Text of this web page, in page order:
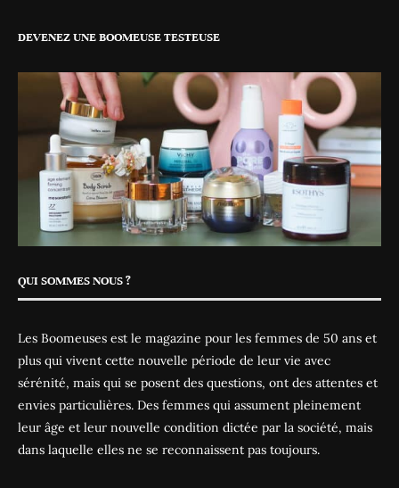
DEVENEZ UNE BOOMEUSE TESTEUSE
QUI SOMMES NOUS ?
Les Boomeuses est le magazine pour les femmes de 50 ans et
plus qui vivent cette nouvelle période de leur vie avec
sérénité, mais qui se posent des questions, ont des attentes et
envies particulières. Des femmes qui assument pleinement
leur âge et leur nouvelle condition dictée par la société, mais
dans laquelle elles ne se reconnaissent pas toujours.